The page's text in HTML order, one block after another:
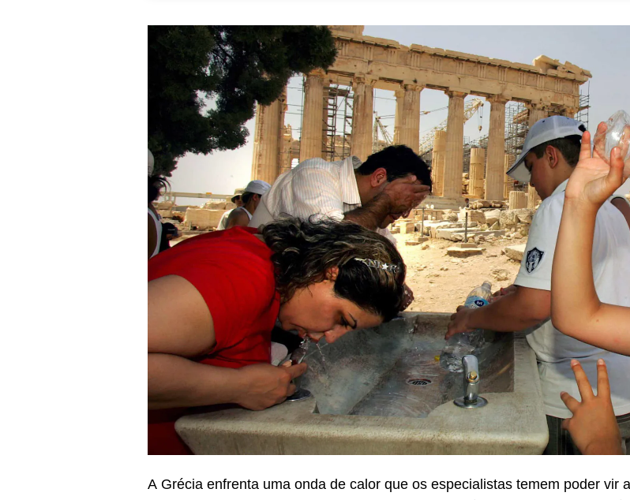
A Grécia enfrenta uma onda de calor que os especialistas temem poder vir